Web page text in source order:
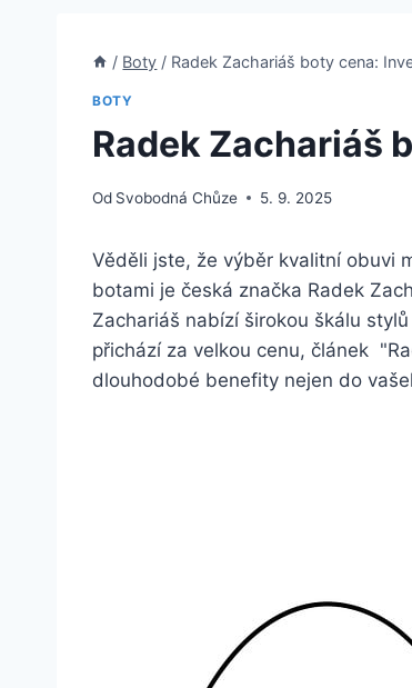
/ Boty / Radek Zachariáš boty cena:
BOTY
Radek Zachariáš
Od Svobodná Chůze 5. 9. 2025
Věděli ‌jste, ‍že výběr kvalitní ⁢obuvi
botami je česká značka⁢ Radek
Zachariáš nabízí širokou škálu‍
přichází za velkou cenu,⁣ článek
dlouhodobé benefity nejen do